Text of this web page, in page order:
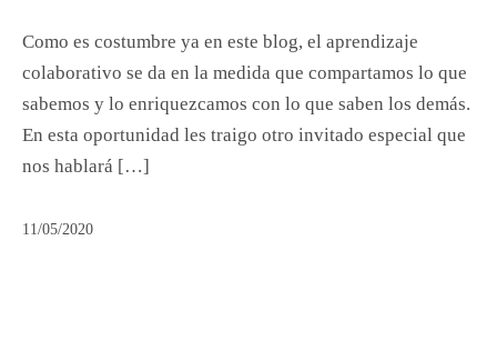
Como es costumbre ya en este blog, el aprendizaje
colaborativo se da en la medida que compartamos lo que
sabemos y lo enriquezcamos con lo que saben los demás.
En esta oportunidad les traigo otro invitado especial que
nos hablará […]
11/05/2020